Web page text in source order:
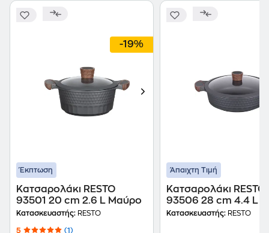
-19%
Έκπτωση
Κατσαρολάκι RESTO
93501 20 cm 2.6 L Μαύρο
Κατασκευαστής: RESTO
5 (1)
Άπαιχτη Τιμή
Κατσαρολάκι RESTO
93506 28 cm 4.4 L
Κατασκευαστής: RESTO